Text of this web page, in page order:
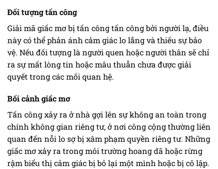
Đối tượng tấn công
Giải mã giấc mơ bị tấn công tấn công bởi người lạ, điều
này có thể phản ánh cảm giác lo lắng và thiếu sự bảo
vệ. Nếu đối tượng là người quen hoặc người thân sẽ chỉ
ra sự mất lòng tin hoặc mâu thuẫn chưa được giải
quyết trong các mối quan hệ.
Bối cảnh giấc mơ
Tấn công xảy ra ở nhà gợi lên sự không an toàn trong
chính không gian riêng tư, ở nơi công cộng thường liên
quan đến nỗi lo sợ bị xâm phạm quyền riêng tư. Những
giấc mơ xảy ra trong môi trường hoang dã hoặc rừng
rậm biểu thị cảm giác bị bỏ lại một mình hoặc bị cô lập.